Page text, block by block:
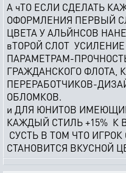
А чТО ЕСЛИ СДЕЛАТЬ
ОФОРМЛЕНИЯ ПЕРВЫЙ
ЦВЕТА У АЛЬЙНСОВ
вТОРОЙ СЛОТ
ПАРАМЕТРАМ-
ГРАЖДАНСКОГО ФЛОТА,
ПЕРЕРАБОТЧИКОВ-
ОБЛОМКОВ.
и ДЛЯ ЮНИТОВ
КАЖДЫЙ СТИЛЬ +15%
СУСТЬ В ТОМ ЧТО
СТАНОВИТСЯ ВКУСНОЙ